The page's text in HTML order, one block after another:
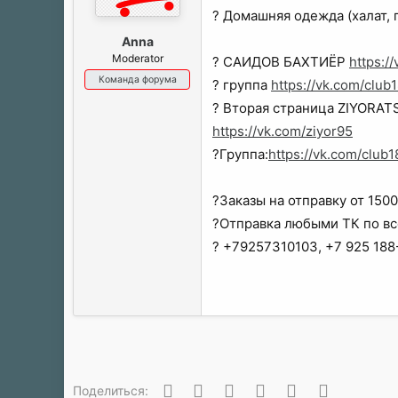
ы
л
Anna
Moderator
Команда форума
? Домашняя одежда (халат,
? САИДОВ БАХТИЁР https://
? группа https://vk.com/
? Вторая страница
https://vk.com/ziyor95
?Группа:https://vk.com/
?Заказы на отправку от
?Отправка любыми ТК по
? +79257310103, +7 925
Поделиться: ВконтактеОдноклассники
Facebook
Twitter WhatsApp